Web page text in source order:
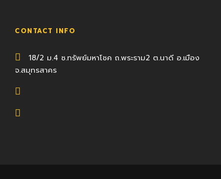
CONTACT INFO
18/2 ม.4 ซ.ทรัพย์มหาโชค ถ.พระราม2 ต.นาดี อ.เมือง
จ.สมุทรสาคร